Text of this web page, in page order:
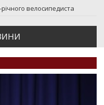
велосипедиста